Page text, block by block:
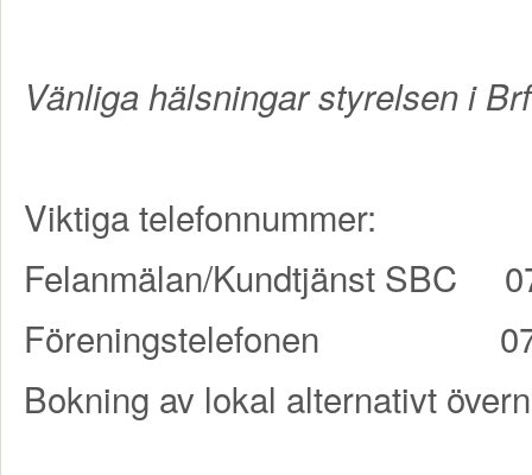
Vänliga hälsningar styrelsen i
Viktiga telefonnummer:
Felanmälan/Kundtjänst SBC
Föreningstelefonen
Bokning av lokal alternativt